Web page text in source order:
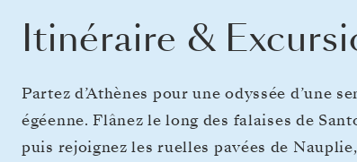
Itinéraire &
Partez d’Athènes pour une odyssée d’une
égéenne. Flânez le long des falaises de
puis rejoignez les ruelles pavées de